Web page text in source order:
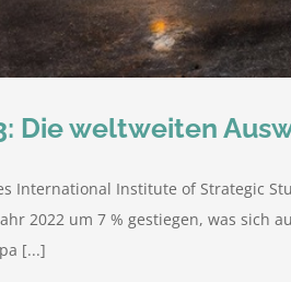
Die weltweiten
International Institute of Strategic
2022 um 7 % gestiegen, was
[...]